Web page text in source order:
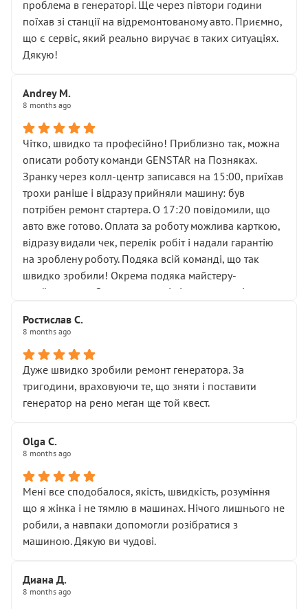
( ну все зняли та доробили) дякую!
Окремий момент, який виглядає абсурдно:
мені заявили, що бачок гальмівної рідини потрібно
міняти разом із головним гальмівним циліндром у
Для людини, яка хоча б трохи розуміється на техніці,
це звучить як мінімум непрофесійно, а як максимум —
спроба продати дорогий вузол замість елементарних
ущільнювачів.
Що прикро — це не перший мій візит. Раніше міняв у
вас стартер, і тоді сервіс наче справив хороше
враження. Але згодом знайшов декілька гайок під
лобовим склом. Мені пояснили, що це “старі гайки, які
відкручували”, і попросили не хвилюватися. ( надіюсь
новий власник, не застяг в полі))
Але після нинішнього візиту такі дрібниці вже не
здаються дрібницями.
Я — клієнт, який працює на довірі, і саме її цей сервіс
Хотілося б більше:
• належної уваги до авто
• прозорості в роботах і рахунках
• реальної діагностики, а не формального
“подивились і поїхав”
На жаль, складається враження, що сервіс працює не
Стосовно комунікації - все добре
проблема в генераторі. Ще через півтори години
поїхав зі станції на відремонтованому авто. Приємно,
що є сервіс, який реально виручає в таких ситуаціях.
Дякую!
Andrey M.
8 months ago
Чітко, швидко та професійно! Приблизно так, можна
описати роботу команди GENSTAR на Позняках.
Зранку через колл-центр записався на 15:00, приїхав
трохи раніше і відразу прийняли машину: був
потрібен ремонт стартера. О 17:20 повідомили, що
авто вже готово. Оплата за роботу можлива карткою,
відразу видали чек, перелік робіт і надали гарантію
на зроблену роботу. Подяка всій команді, що так
швидко зробили! Окрема подяка майстеру-
приймальнику Олександру: всі чітко та по суті.
звертатися до цього автосервісу.
Ростислав С.
8 months ago
Дуже швидко зробили ремонт генератора. За
тригодини, враховуючи те, що зняти і поставити
генератор на рено меган ще той квест.
Olga С.
8 months ago
Мені все сподобалося, якість, швидкість, розуміння
що я жінка і не тямлю в машинах. Нічого лишнього не
робили, а навпаки допомогли розібратися з
машиною. Дякую ви чудові.
Диана Д.
8 months ago